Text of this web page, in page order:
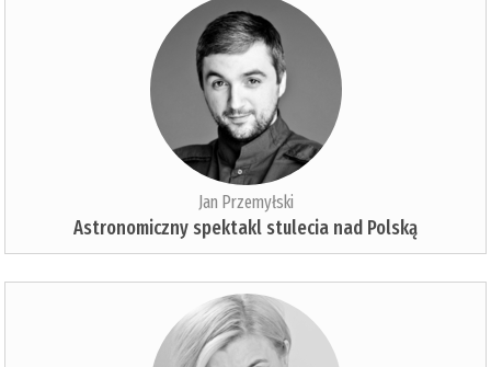
Jan Przemyłski
Astronomiczny spektakl stulecia nad Polską